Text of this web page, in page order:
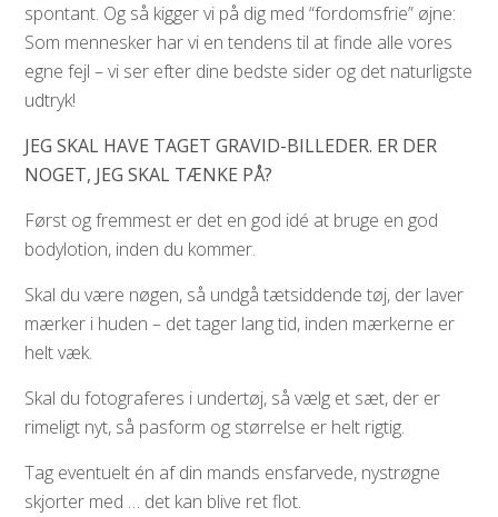
spontant. Og så kigger vi på dig med “fordomsfrie” øjne:
Som mennesker har vi en tendens til at finde alle vores
egne fejl – vi ser efter dine bedste sider og det naturligste
udtryk!
JEG SKAL HAVE TAGET GRAVID-BILLEDER. ER DER
NOGET, JEG SKAL TÆNKE PÅ?
Først og fremmest er det en god idé at bruge en god
bodylotion, inden du kommer.
Skal du være nøgen, så undgå tætsiddende tøj, der laver
mærker i huden – det tager lang tid, inden mærkerne er
helt væk.
Skal du fotograferes i undertøj, så vælg et sæt, der er
rimeligt nyt, så pasform og størrelse er helt rigtig.
Tag eventuelt én af din mands ensfarvede, nystrøgne
skjorter med … det kan blive ret flot.